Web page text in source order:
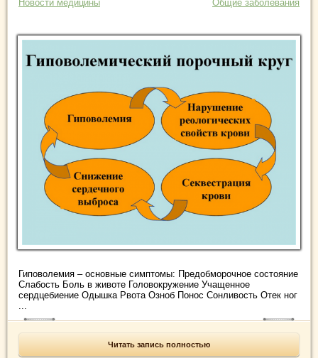
Новости медицины Общие заболевания
Гиповолемия – основные симптомы: Предобморочное состояние
Слабость Боль в животе Головокружение Учащенное
сердцебиение Одышка Рвота Озноб Понос Сонливость Отек ног
...
Читать запись полностью